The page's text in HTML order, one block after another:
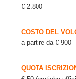
€ 2.800
COSTO DEL
a partire da € 900
QUOTA